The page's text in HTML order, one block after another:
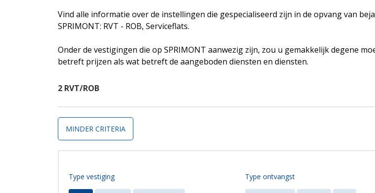
Vind alle informatie over de instellingen die gespecialiseerd zijn in de opvang van
SPRIMONT: RVT - ROB, Serviceflats.
Onder de vestigingen die op SPRIMONT aanwezig zijn, zou u gemakkelijk degene
betreft prijzen als wat betreft de aangeboden diensten en diensten.
2 RVT/ROB
MINDER CRITERIA
Type vestiging Type ontvangst